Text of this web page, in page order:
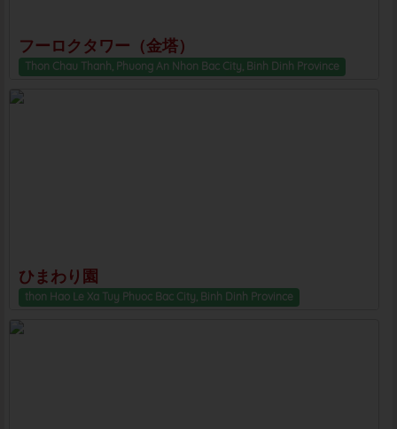
フーロクタワー（金塔）
Thon Chau Thanh, Phuong An Nhon Bac City, Binh Dinh Province
ひまわり園
thon Hao Le Xa Tuy Phuoc Bac City, Binh Dinh Province